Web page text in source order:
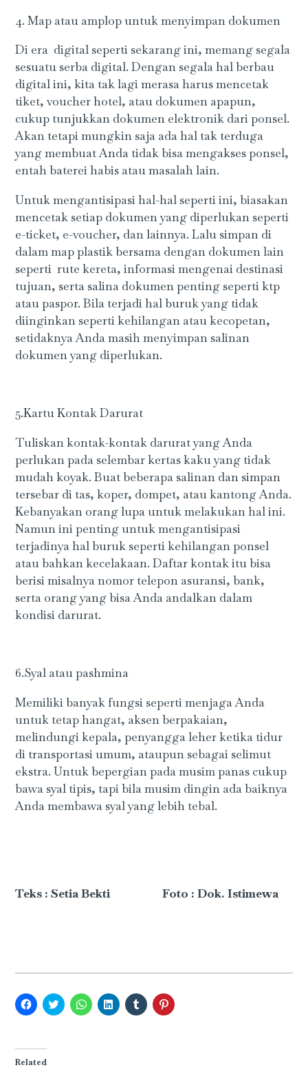
4. Map atau amplop untuk menyimpan dokumen
Di era digital seperti sekarang ini, memang segala
sesuatu serba digital. Dengan segala hal berbau
digital ini, kita tak lagi merasa harus mencetak
tiket, voucher hotel, atau dokumen apapun,
cukup tunjukkan dokumen elektronik dari ponsel.
Akan tetapi mungkin saja ada hal tak terduga
yang membuat Anda tidak bisa mengakses ponsel,
entah baterei habis atau masalah lain.
Untuk mengantisipasi hal-hal seperti ini, biasakan
mencetak setiap dokumen yang diperlukan seperti
e-ticket, e-voucher, dan lainnya. Lalu simpan di
dalam map plastik bersama dengan dokumen lain
seperti rute kereta, informasi mengenai destinasi
tujuan, serta salina dokumen penting seperti ktp
atau paspor. Bila terjadi hal buruk yang tidak
diinginkan seperti kehilangan atau kecopetan,
setidaknya Anda masih menyimpan salinan
dokumen yang diperlukan.
5.Kartu Kontak Darurat
Tuliskan kontak-kontak darurat yang Anda
perlukan pada selembar kertas kaku yang tidak
mudah koyak. Buat beberapa salinan dan simpan
tersebar di tas, koper, dompet, atau kantong Anda.
Kebanyakan orang lupa untuk melakukan hal ini.
Namun ini penting untuk mengantisipasi
terjadinya hal buruk seperti kehilangan ponsel
atau bahkan kecelakaan. Daftar kontak itu bisa
berisi misalnya nomor telepon asuransi, bank,
serta orang yang bisa Anda andalkan dalam
kondisi darurat.
6.Syal atau pashmina
Memiliki banyak fungsi seperti menjaga Anda
untuk tetap hangat, aksen berpakaian,
melindungi kepala, penyangga leher ketika tidur
di transportasi umum, ataupun sebagai selimut
ekstra. Untuk bepergian pada musim panas cukup
bawa syal tipis, tapi bila musim dingin ada baiknya
Anda membawa syal yang lebih tebal.
Teks : Setia Bekti Foto : Dok. Istimewa
Click
to
(Opens
new
Click
to
Click
to
Click
to
Click
to
Click
to
Related